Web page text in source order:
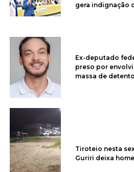
gera indignação
Ex-deputado
preso por
massa de
Tiroteio nesta
Guriri deixa